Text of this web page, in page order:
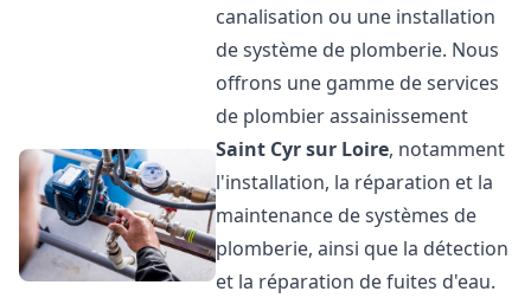
canalisation ou une installation
de système de plomberie. Nous
offrons une gamme de services
de plombier assainissement
Saint Cyr sur Loire, notamment
l'installation, la réparation et la
maintenance de systèmes de
plomberie, ainsi que la détection
et la réparation de fuites d'eau.